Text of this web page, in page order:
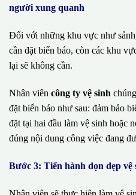
người xung quanh
Đối với những khu vực như
cần đặt biển báo, còn các khu
lại sẽ không cần.
Nhân viên công ty vệ sinh
đặt biển báo như sau: đảm bảo
đặt tại hai đầu làm vệ sinh hoặc
đúng nội dung công việc đang
Bước 3: Tiến hành dọn dẹp vệ